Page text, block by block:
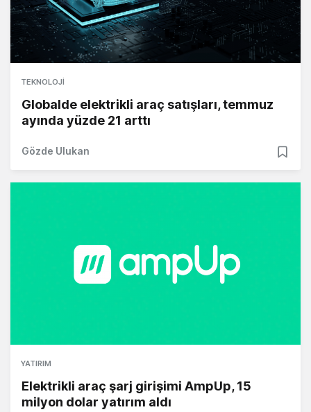
TEKNOLOJI
Globalde elektrikli araç satışları, temmuz
ayında yüzde 21 arttı
Gözde Ulukan
YATIRIM
Elektrikli araç şarj girişimi AmpUp, 15
milyon dolar yatırım aldı